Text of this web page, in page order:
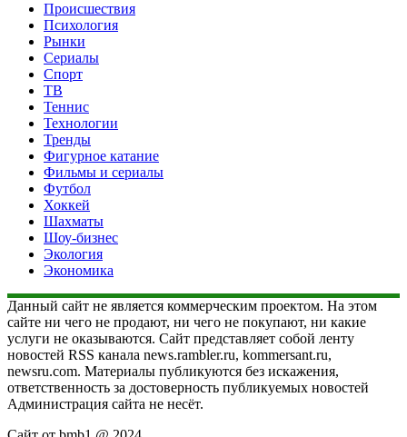
Происшествия
Психология
Рынки
Сериалы
Спорт
ТВ
Теннис
Технологии
Тренды
Фигурное катание
Фильмы и сериалы
Футбол
Хоккей
Шахматы
Шоу-бизнес
Экология
Экономика
Данный сайт не является коммерческим проектом. На этом
сайте ни чего не продают, ни чего не покупают, ни какие
услуги не оказываются. Сайт представляет собой ленту
новостей RSS канала news.rambler.ru, kommersant.ru,
newsru.com. Материалы публикуются без искажения,
ответственность за достоверность публикуемых новостей
Администрация сайта не несёт.